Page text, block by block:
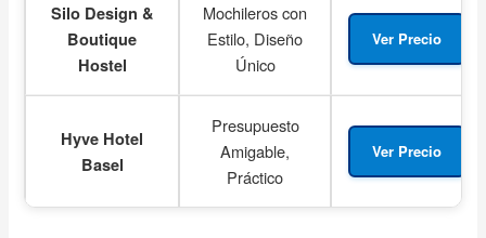
Silo Design &
Boutique
Hostel
Mochileros con
Estilo, Diseño
Único
Ver Precio
Hyve Hotel
Basel
Presupuesto
Amigable,
Práctico
Ver Precio